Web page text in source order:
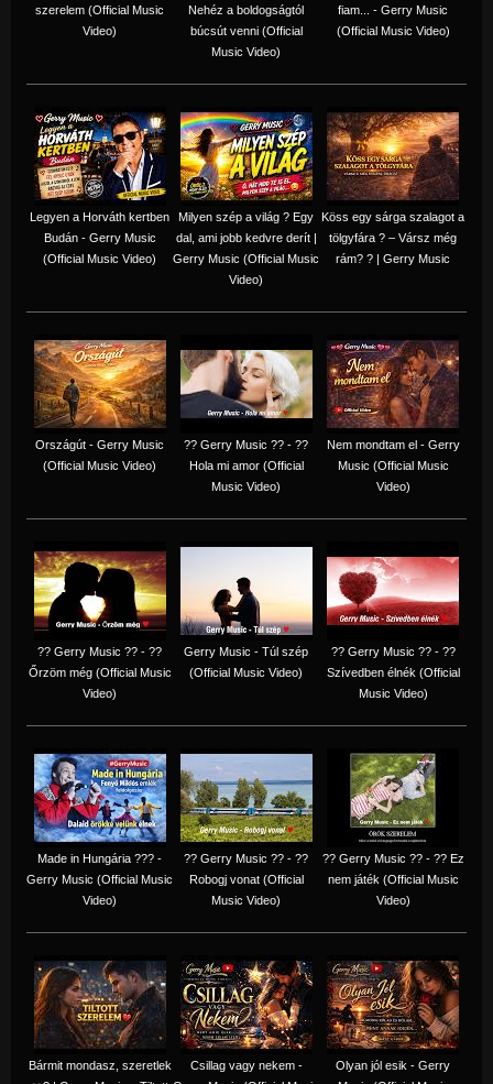
szerelem (Official Music
Video)
Nehéz a boldogságtól
búcsút venni (Official
Music Video)
fiam... - Gerry Music
(Official Music Video)
Legyen a Horváth kertben
Budán - Gerry Music
(Official Music Video)
Milyen szép a világ ? Egy
dal, ami jobb kedvre derít |
Gerry Music (Official Music
Video)
Köss egy sárga szalagot a
tölgyfára ?️ – Vársz még
rám? ? | Gerry Music
Országút - Gerry Music
(Official Music Video)
?? Gerry Music ?? - ??
Hola mi amor (Official
Music Video)
Nem mondtam el - Gerry
Music (Official Music
Video)
?? Gerry Music ?? - ??
Őrzöm még (Official Music
Video)
Gerry Music - Túl szép
(Official Music Video)
?? Gerry Music ?? - ??
Szívedben élnék (Official
Music Video)
Made in Hungária ??? -
Gerry Music (Official Music
Video)
?? Gerry Music ?? - ??
Robogj vonat (Official
Music Video)
?? Gerry Music ?? - ?? Ez
nem játék (Official Music
Video)
Bármit mondasz, szeretlek
Csillag vagy nekem -
Olyan jól esik - Gerry